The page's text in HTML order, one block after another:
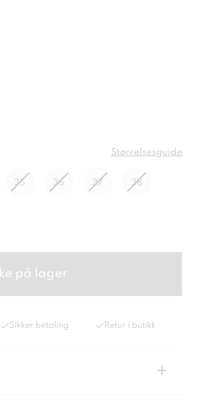
Størrelsesguide
35 36 37 38
på lager
Sikker betaling Retur i butikk
+